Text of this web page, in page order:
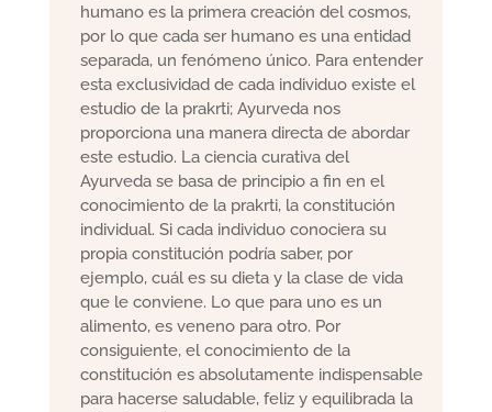
humano es la primera creación del cosmos,
por lo que cada ser humano es una entidad
separada, un fenómeno único. Para entender
esta exclusividad de cada individuo existe el
estudio de la prakrti; Ayurveda nos
proporciona una manera directa de abordar
este estudio. La ciencia curativa del
Ayurveda se basa de principio a fin en el
conocimiento de la prakrti, la constitución
individual. Si cada individuo conociera su
propia constitución podría saber, por
ejemplo, cuál es su dieta y la clase de vida
que le conviene. Lo que para uno es un
alimento, es veneno para otro. Por
consiguiente, el conocimiento de la
constitución es absolutamente indispensable
para hacerse saludable, feliz y equilibrada la